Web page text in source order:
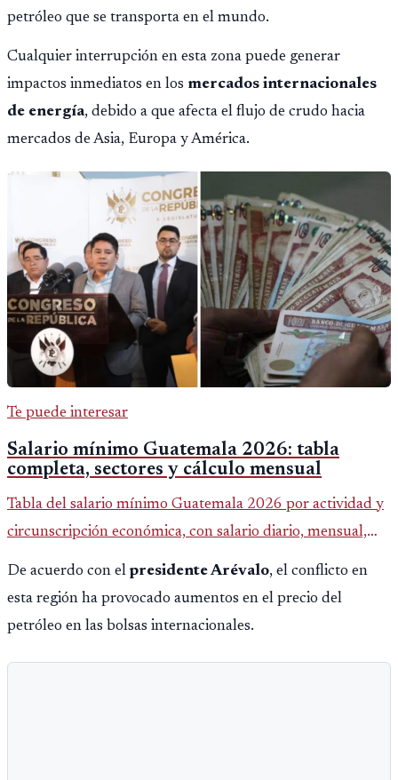
petróleo que se transporta en el mundo.
Cualquier interrupción en esta zona puede generar
impactos inmediatos en los mercados internacionales
de energía, debido a que afecta el flujo de crudo hacia
mercados de Asia, Europa y América.
Te puede interesar
Salario mínimo Guatemala 2026: tabla
completa, sectores y cálculo mensual
Tabla del salario mínimo Guatemala 2026 por actividad y
circunscripción económica, con salario diario, mensual,
bonificación incentivo y total estimado.
De acuerdo con el presidente Arévalo, el conflicto en
esta región ha provocado aumentos en el precio del
petróleo en las bolsas internacionales.